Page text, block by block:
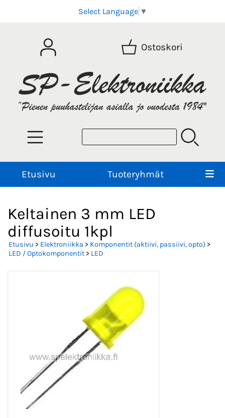
Select Language ▼
Ostoskori
Etusivu Tuoteryhmät
Keltainen 3 mm LED
diffusoitu 1kpl
Etusivu > Elektroniikka > Komponentit (aktiivi, passiivi, opto) >
LED / Optokomponentit> LED